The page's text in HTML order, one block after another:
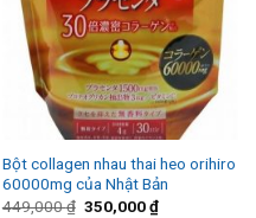
Bột collagen nhau thai heo orihiro
60000mg của Nhật Bản
449,000₫ 350,000₫